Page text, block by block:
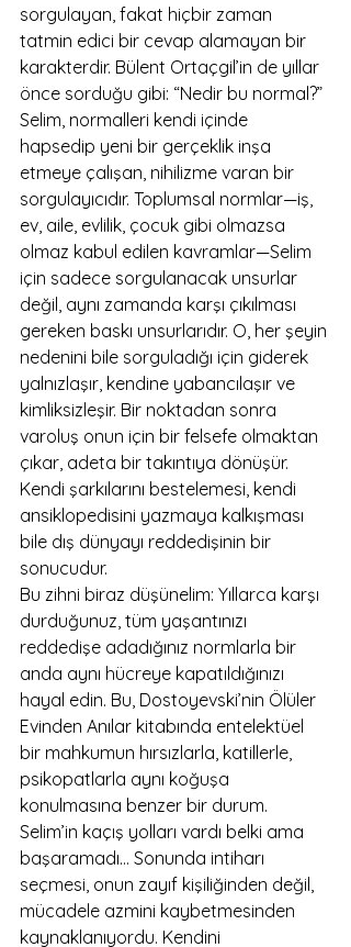
sorgulayan, fakat hiçbir zaman
tatmin edici bir cevap alamayan bir
karakterdir. Bülent Ortaçgil’in de yıllar
önce sorduğu gibi: “Nedir bu normal?”
Selim, normalleri kendi içinde
hapsedip yeni bir gerçeklik inşa
etmeye çalışan, nihilizme varan bir
sorgulayıcıdır. Toplumsal normlar—iş,
ev, aile, evlilik, çocuk gibi olmazsa
olmaz kabul edilen kavramlar—Selim
için sadece sorgulanacak unsurlar
değil, aynı zamanda karşı çıkılması
gereken baskı unsurlarıdır. O, her şeyin
nedenini bile sorguladığı için giderek
yalnızlaşır, kendine yabancılaşır ve
kimliksizleşir. Bir noktadan sonra
varoluş onun için bir felsefe olmaktan
çıkar, adeta bir takıntıya dönüşür.
Kendi şarkılarını bestelemesi, kendi
ansiklopedisini yazmaya kalkışması
bile dış dünyayı reddedişinin bir
sonucudur.
Bu zihni biraz düşünelim: Yıllarca karşı
durduğunuz, tüm yaşantınızı
reddedişe adadığınız normlarla bir
anda aynı hücreye kapatıldığınızı
hayal edin. Bu, Dostoyevski’nin Ölüler
Evinden Anılar kitabında entelektüel
bir mahkumun hırsızlarla, katillerle,
psikopatlarla aynı koğuşa
konulmasına benzer bir durum.
Selim’in kaçış yolları vardı belki ama
başaramadı… Sonunda intiharı
seçmesi, onun zayıf kişiliğinden değil,
mücadele azmini kaybetmesinden
kaynaklanıyordu. Kendini